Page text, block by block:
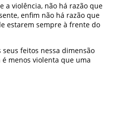
a violência, não há razão que
enfim não há razão que
estarem sempre à frente do
feitos nessa dimensão
menos violenta que uma